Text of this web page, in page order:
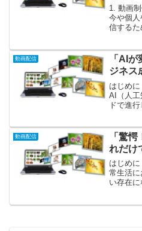
1. 動画
今や個
信するた
は毎日
動...
動画配信
「AI
ジネス
はじめに
AI（人工
ドで進
いる分
人々だ
動画配信
「驚
れだけ
はじめ
常生活
い存在